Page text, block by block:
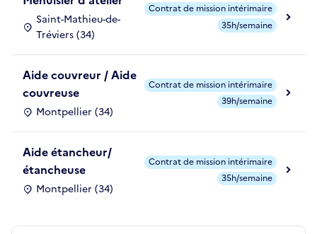
Saint-Mathieu-de-
Tréviers (34)
Contrat de mission intérimaire
35h/semaine
Aide couvreur / Aide
couvreuse
Montpellier (34)
Contrat de mission intérimaire
39h/semaine
Aide étancheur/
étancheuse
Montpellier (34)
Contrat de mission intérimaire
35h/semaine